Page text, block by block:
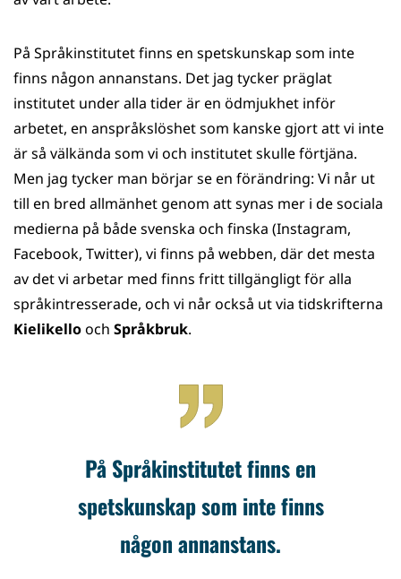
På Språkinstitutet finns en spetskunskap som inte
finns någon annanstans. Det jag tycker präglat
institutet under alla tider är en ödmjukhet inför
arbetet, en anspråkslöshet som kanske gjort att vi inte
är så välkända som vi och institutet skulle förtjäna.
Men jag tycker man börjar se en förändring: Vi når ut
till en bred allmänhet genom att synas mer i de sociala
medierna på både svenska och finska (Instagram,
Facebook, Twitter), vi finns på webben, där det mesta
av det vi arbetar med finns fritt tillgängligt för alla
språkintresserade, och vi når också ut via tidskrifterna
Kielikellooch Språkbruk.
På Språkinstitutet finns en
spetskunskap som inte finns
någon annanstans.